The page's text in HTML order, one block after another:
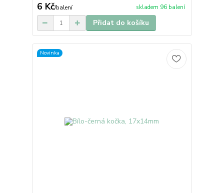
6 Kč/balení skladem 96 balení
Přidat do košíku
Novinka